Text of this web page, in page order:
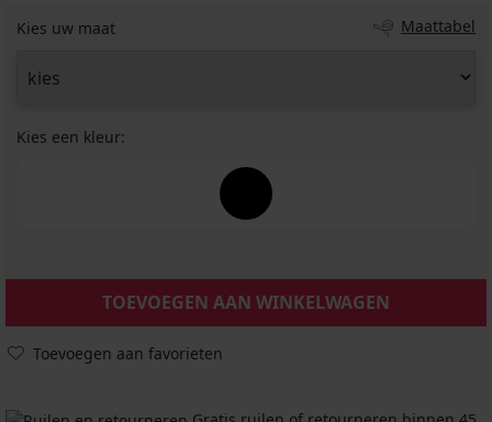
Kies uw maat Maattabel
Kies een kleur:
TOEVOEGEN AAN WINKELWAGEN
Toevoegen aan favorieten